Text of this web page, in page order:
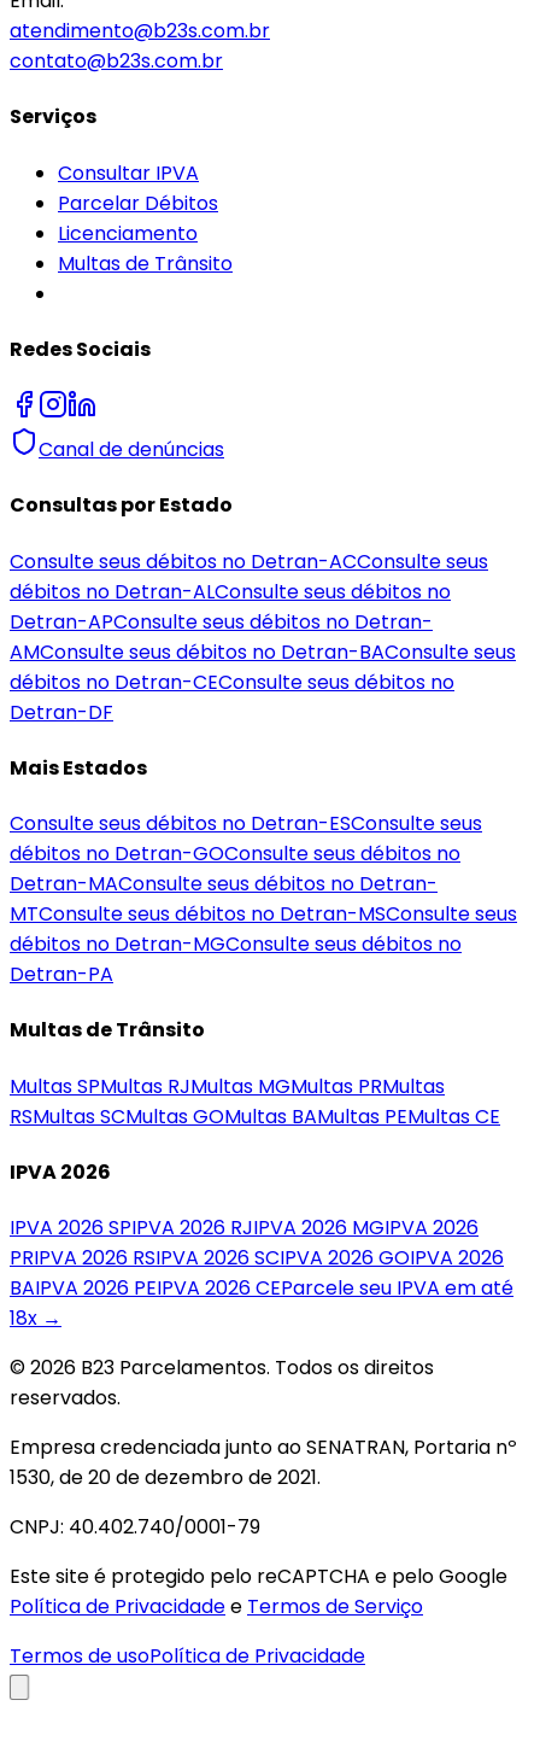
atendimento@b23s.com.br
contato@b23s.com.br
Serviços
Consultar IPVA
Parcelar Débitos
Licenciamento
Multas de Trânsito
Redes Sociais
Canal de denúncias
Consultas por Estado
Consulte seus débitos no Detran-ACConsulte seus
débitos no Detran-ALConsulte seus débitos no
Detran-APConsulte seus débitos no Detran-
AMConsulte seus débitos no Detran-BAConsulte seus
débitos no Detran-CEConsulte seus débitos no
Detran-DF
Mais Estados
Consulte seus débitos no Detran-ESConsulte seus
débitos no Detran-GOConsulte seus débitos no
Detran-MAConsulte seus débitos no Detran-
MTConsulte seus débitos no Detran-MSConsulte seus
débitos no Detran-MGConsulte seus débitos no
Detran-PA
Multas de Trânsito
MultasSPMultas RJMultas MGMultas PRMultas
RSMultasSCMultasGOMultas BAMultas PEMultasCE
IPVA 2026
IPVA 2026SPIPVA 2026 RJIPVA 2026 MGIPVA 2026
PRIPVA 2026 RSIPVA 2026SCIPVA 2026GOIPVA 2026
BAIPVA 2026 PEIPVA 2026CEParcele seu IPVA em até
18x →
© 2026 B23 Parcelamentos. Todos os direitos
reservados.
Empresa credenciada junto ao SENATRAN, Portaria nº
1530, de 20 de dezembro de 2021.
CNPJ: 40.402.740/0001-79
Este site é protegido pelo reCAPTCHA e pelo Google
Política de Privacidadee Termos de Serviço
Termos de usoPolítica de Privacidade